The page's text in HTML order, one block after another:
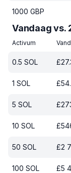
1000 GBP
Vandaag vs.
Activum
0.5 SOL £
1 SOL £
5 SOL £
10 SOL £
50 SOL £2
100 SOL £5